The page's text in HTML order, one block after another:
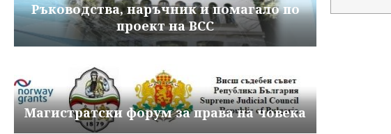
Ръководства, наръчник и помагало по
проект на ВСС
Магистратски форум за права на човека